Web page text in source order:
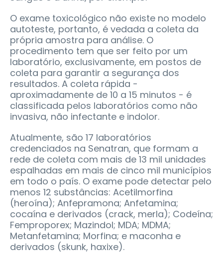
O exame toxicológico não existe no modelo
autoteste, portanto, é vedada a coleta da
própria amostra para análise. O
procedimento tem que ser feito por um
laboratório, exclusivamente, em postos de
coleta para garantir a segurança dos
resultados. A coleta rápida -
aproximadamente de 10 a 15 minutos - é
classificada pelos laboratórios como não
invasiva, não infectante e indolor.
Atualmente, são 17 laboratórios
credenciados na Senatran, que formam a
rede de coleta com mais de 13 mil unidades
espalhadas em mais de cinco mil municípios
em todo o país. O exame pode detectar pelo
menos 12 substâncias: Acetilmorfina
(heroína); Anfepramona; Anfetamina;
cocaína e derivados (crack, merla); Codeína;
Femproporex; Mazindol; MDA; MDMA;
Metanfetamina; Morfina; e maconha e
derivados (skunk, haxixe).